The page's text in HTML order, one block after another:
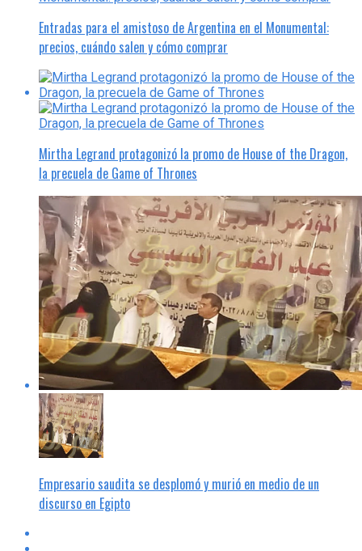
Entradas para el amistoso de Argentina en el Monumental:
precios, cuándo salen y cómo comprar
Mirtha Legrand protagonizó la promo de House of the Dragon,
la precuela de Game of Thrones
Empresario saudita se desplomó y murió en medio de un
discurso en Egipto